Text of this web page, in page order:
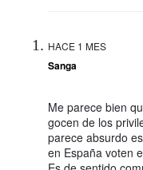
HACE 1 MES
Sanga
Me parece bien
gocen de los
parece absurdo
en España voten